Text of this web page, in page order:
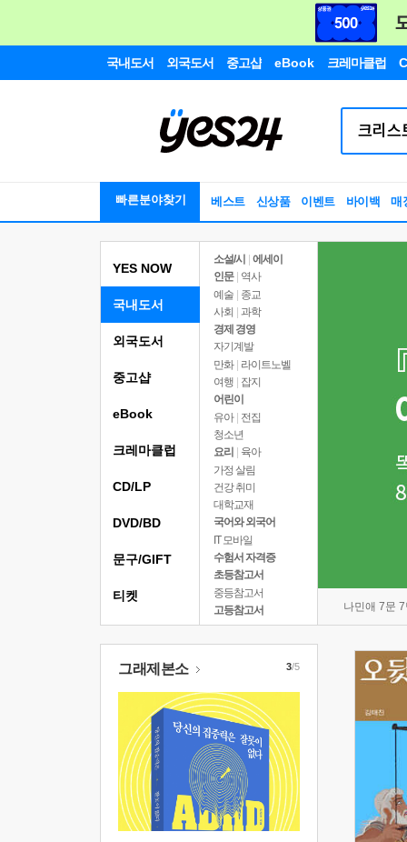
국내도서 외국도서 중고샵 eBook 크레마클럽
빠른분야찾기 베스트 신상품 이벤트 바이백 매
YES NOW
국내도서
소설/시
에세이
인문
역사
예술 | 종교
사회 | 과학
경제 경영
자기계발
만화 | 라이트노벨
여행
잡지
어린이
유아 | 전집
청소년
요리
육아
가정 살림
건강 취미
대학교재
국어와 외국어
IT 모바일
수험서 자격증
초등참고서
중등참고서
고등참고서
나민애 7문
외국도서
중고샵
eBook
크레마클럽
CD/LP
DVD/BD
문구/GIFT
티켓
그래제본소 3/5